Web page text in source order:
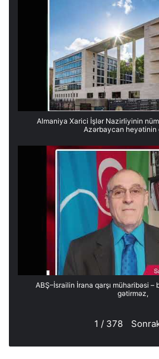
Almaniya Xarici İşlər Nazirliyinin
Azərbaycan heyətinin
ABŞ–İsrailin İrana qarşı müharibəsi
gətirməz,
1 / 378